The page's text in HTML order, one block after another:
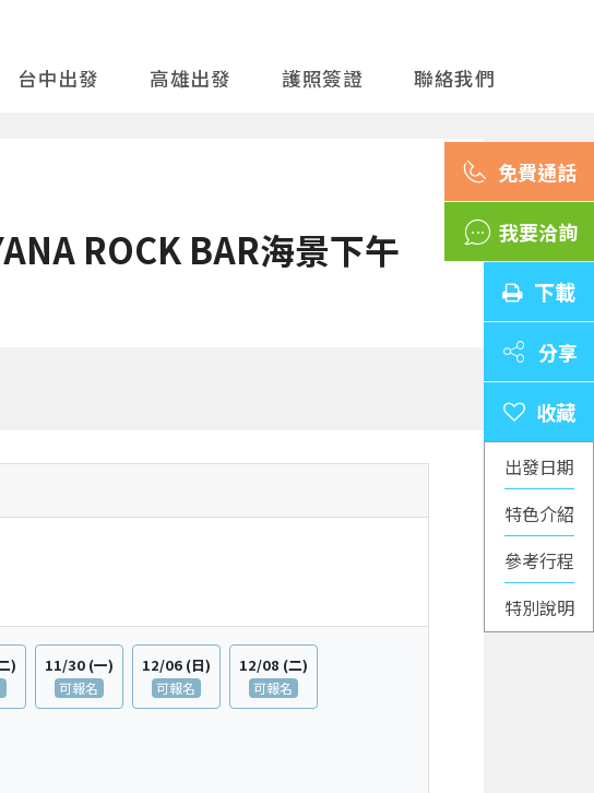
台中出發 高雄出發 護照簽證 聯絡我們
我要洽詢
下載
分享
特色介紹
出發日期
ROCK BAR海景下午
) 11/30 (一)
可報名
12/06 (日)
可報名
12/08 (二)
可報名